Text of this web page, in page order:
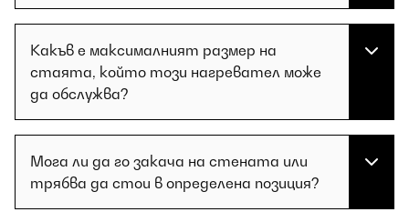
Какъв е максималният размер на
стаята, който този нагревател може
да обслужва?
Мога ли да го закача на стената или
трябва да стои в определена позиция?